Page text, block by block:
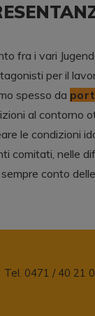
fra i vari
per il
spesso da
al contorno
le condizioni
comitati, nelle
conto
Tel. 0471 / 40 21